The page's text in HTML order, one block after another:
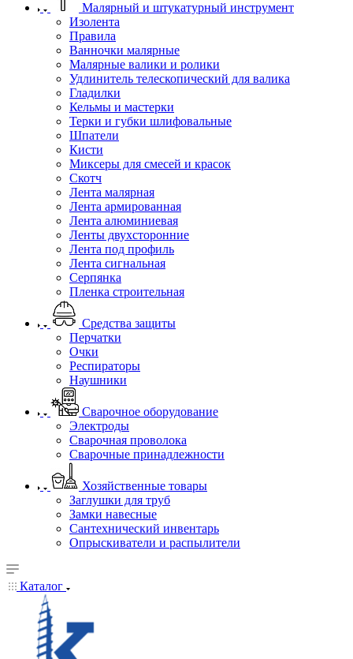
Малярный и штукатурный инструмент
Изолента
Правила
Ванночки малярные
Малярные валики и ролики
Удлинитель телескопический для валика
Гладилки
Кельмы и мастерки
Терки и губки шлифовальные
Шпатели
Кисти
Миксеры для смесей и красок
Скотч
Лента малярная
Лента армированная
Лента алюминиевая
Ленты двухсторонние
Лента под профиль
Лента сигнальная
Серпянка
Пленка строительная
Средства защиты
Перчатки
Очки
Респираторы
Наушники
Сварочное оборудование
Электроды
Сварочная проволока
Сварочные принадлежности
Хозяйственные товары
Заглушки для труб
Замки навесные
Сантехнический инвентарь
Опрыскиватели и распылители
Каталог